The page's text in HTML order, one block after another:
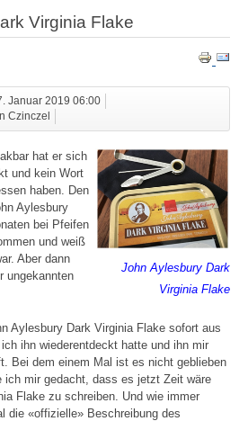
Virginia Flake
Januar 2019 06:00
Czinczel
John Aylesbury Dark
Virginia Flake
hat er sich
und kein Wort
haben. Den
Aylesbury
bei Pfeifen
und weiß
Aber dann
ungekannten
Aylesbury Dark Virginia Flake sofort aus
ihn wiederentdeckt hatte und ihn mir
Bei dem einem Mal ist es nicht geblieben
ich mir gedacht, dass es jetzt Zeit wäre
Flake zu schreiben. Und wie immer
die «offizielle» Beschreibung des